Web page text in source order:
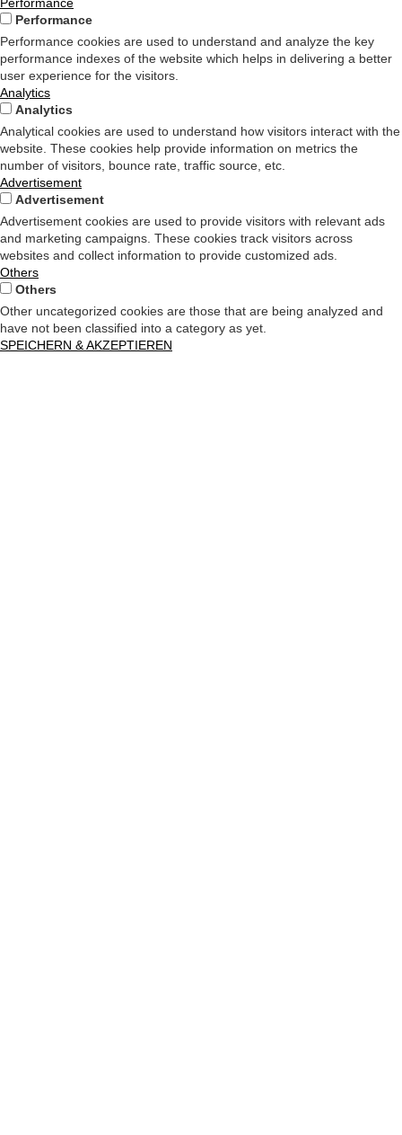
Performance
Performance cookies are used to understand and analyze the key
performance indexes of the website which helps in delivering a better
user experience for the visitors.
Analytics
Analytics
Analytical cookies are used to understand how visitors interact with the
website. These cookies help provide information on metrics the
number of visitors, bounce rate, traffic source, etc.
Advertisement
Advertisement
Advertisement cookies are used to provide visitors with relevant ads
and marketing campaigns. These cookies track visitors across
websites and collect information to provide customized ads.
Others
Others
Other uncategorized cookies are those that are being analyzed and
have not been classified into a category as yet.
SPEICHERN & AKZEPTIEREN